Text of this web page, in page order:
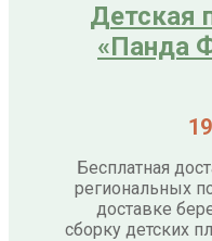
Детская
«Панда
Бесплатная
региональных
доставке
сборку детских